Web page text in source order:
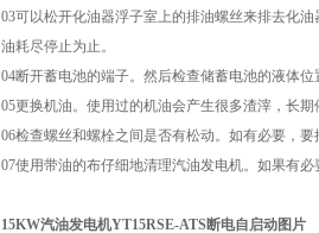
03可以松开化油器浮子室上的排油螺丝来排去化
油耗尽停止为止。
04断开蓄电池的端子。然后检查储蓄电池的液体位
05更换机油。使用过的机油会产生很多渣滓，长
06检查螺丝和螺栓之间是否有松动。如有必要，要
07使用带油的布仔细地清理汽油发电机。如果有
15KW汽油发电机YT15RSE-ATS断电自启动图片